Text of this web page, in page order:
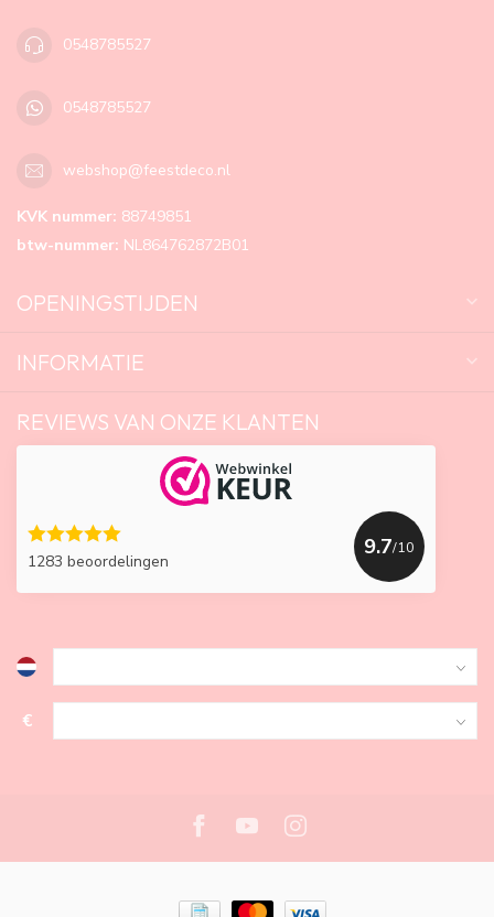
0548785527
0548785527
webshop@feestdeco.nl
KVK nummer: 88749851
btw-nummer: NL864762872B01
OPENINGSTIJDEN
INFORMATIE
REVIEWS VAN ONZE KLANTEN
1283 beoordelingen
9.7/10
€